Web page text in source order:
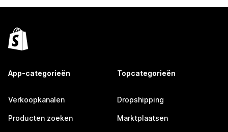
App-categorieën
Verkoopkanalen
Producten zoeken
Topcategorieën
Dropshipping
Marktplaatsen